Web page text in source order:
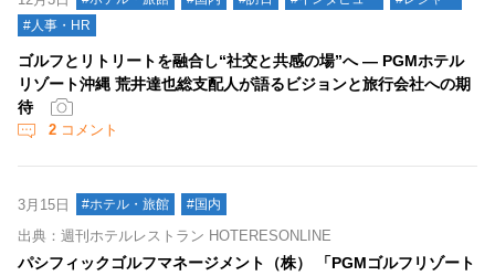
#人事・HR
ゴルフとリトリートを融合し“社交と共感の場”へ ― PGMホテル
リゾート沖縄 荒井達也総支配人が語るビジョンと旅行会社への期
待
2 コメント
3月15日 #ホテル・旅館 #国内
出典：週刊ホテルレストラン HOTERESONLINE
パシフィックゴルフマネージメント（株） 「PGMゴルフリゾート